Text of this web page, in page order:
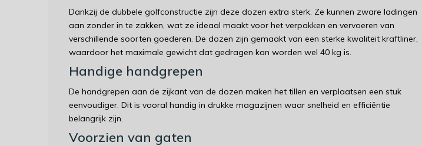
Dankzij de dubbele golfconstructie zijn deze dozen extra sterk. Ze kunnen zware ladingen
aan zonder in te zakken, wat ze ideaal maakt voor het verpakken en vervoeren van
verschillende soorten goederen. De dozen zijn gemaakt van een sterke kwaliteit kraftliner,
waardoor het maximale gewicht dat gedragen kan worden wel 40 kg is.
Handige handgrepen
De handgrepen aan de zijkant van de dozen maken het tillen en verplaatsen een stuk
eenvoudiger. Dit is vooral handig in drukke magazijnen waar snelheid en efficiëntie
belangrijk zijn.
Voorzien van gaten